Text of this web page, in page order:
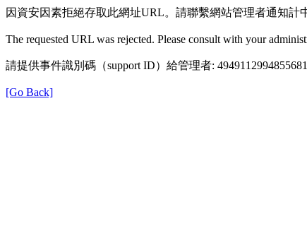
因資安因素拒絕存取此網址URL。請聯繫網站管理者通知計
The requested URL was rejected. Please consult with your
請提供事件識別碼（support ID）給管理者:
[Go Back]